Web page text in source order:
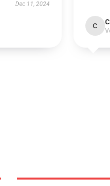
Dec 11, 2024
C